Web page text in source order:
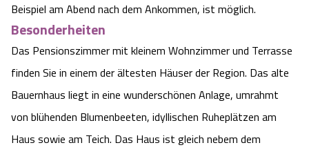
Beispiel am Abend nach dem Ankommen, ist möglich.
Besonderheiten
Das Pensionszimmer mit kleinem Wohnzimmer und Terrasse
finden Sie in einem der ältesten Häuser der Region. Das alte
Bauernhaus liegt in eine wunderschönen Anlage, umrahmt
von blühenden Blumenbeeten, idyllischen Ruheplätzen am
Haus sowie am Teich. Das Haus ist gleich nebem dem